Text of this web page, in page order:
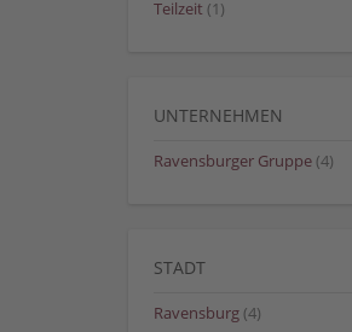
Teilzeit (1)
UNTERNEHMEN
Ravensburger Gruppe (4)
STADT
Ravensburg (4)